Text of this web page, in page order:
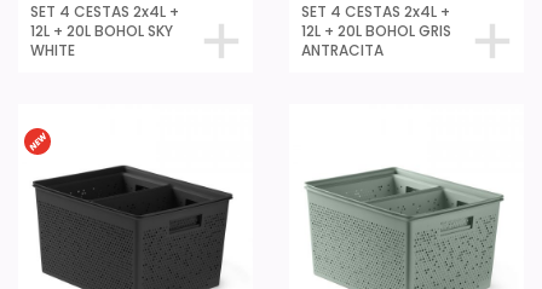
SET 4 CESTAS 2x4L +
12L + 20L BOHOL SKY
WHITE
SET 4 CESTAS 2x4L +
12L + 20L BOHOL GRIS
ANTRACITA